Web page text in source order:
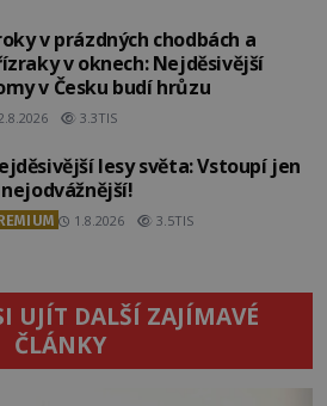
v prázdných chodbách a
v oknech: Nejděsivější
v Česku budí hrůzu
3.3TIS
lesy světa: Vstoupí jen
1.8.2026 3.5TIS
UJÍT DALŠÍ ZAJÍMAVÉ
ČLÁNKY